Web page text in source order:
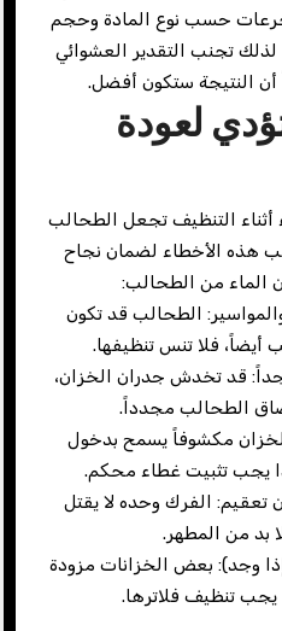
حسب نوع المادة وحجم
تجنب التقدير العشوائي
أن النتيجة ستكون أفضل.
لعودة
التنظيف تجعل الطحالب
هذه الأخطاء لضمان نجاح
الماء من الطحالب:
الطحالب قد تكون
أيضاً، فلا تنس تنظيفها.
قد تخدش جدران الخزان،
الطحالب مجدداً.
مكشوفاً يسمح بدخول
يجب تثبيت غطاء محكم.
تعقيم: الفرك وحده لا يقتل
بد من المطهر.
وجد): بعض الخزانات مزودة
يجب تنظيف فلاترها.